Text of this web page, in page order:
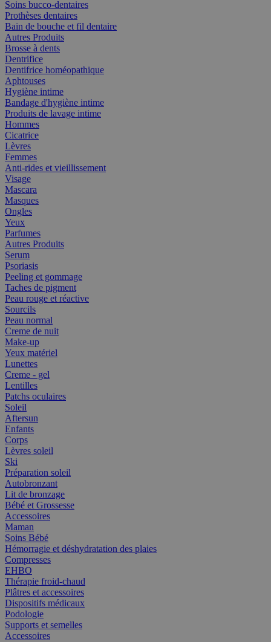
Soins bucco-dentaires
Prothèses dentaires
Bain de bouche et fil dentaire
Autres Produits
Brosse à dents
Dentrifice
Dentifrice homéopathique
Aphtouses
Hygiène intime
Bandage d'hygiène intime
Produits de lavage intime
Hommes
Cicatrice
Lèvres
Femmes
Anti-rides et vieillissement
Visage
Mascara
Masques
Ongles
Yeux
Parfumes
Autres Produits
Serum
Psoriasis
Peeling et gommage
Taches de pigment
Peau rouge et réactive
Sourcils
Peau normal
Creme de nuit
Make-up
Yeux matériel
Lunettes
Creme - gel
Lentilles
Patchs oculaires
Soleil
Aftersun
Enfants
Corps
Lèvres soleil
Ski
Préparation soleil
Autobronzant
Lit de bronzage
Bébé et Grossesse
Accessoires
Maman
Soins Bébé
Hémorragie et déshydratation des plaies
Compresses
EHBO
Thérapie froid-chaud
Plâtres et accessoires
Dispositifs médicaux
Podologie
Supports et semelles
Accessoires